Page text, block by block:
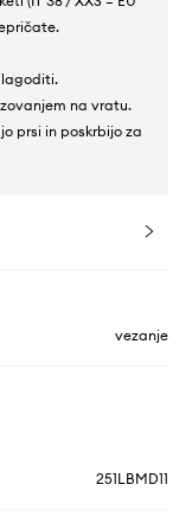
na vratu.
prsi in poskrbijo za
vezanje
251LBMD11